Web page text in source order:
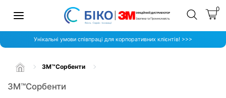
0
Унікальні умови співпраці для корпоративних клієнтів! >>>
3M™Сорбенти
3M™Сорбенти